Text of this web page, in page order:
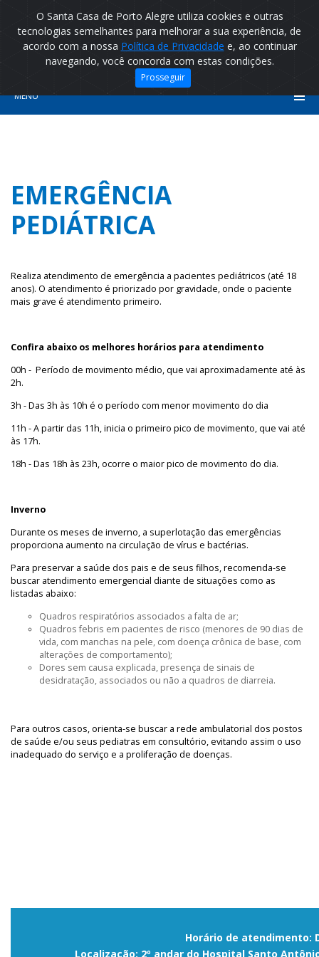
O Santa Casa de Porto Alegre utiliza cookies e outras
tecnologias semelhantes para melhorar a sua experiência, de
acordo com a nossa Política de Privacidade e, ao continuar
navegando, você concorda com estas condições.
Prosseguir
MENU
EMERGÊNCIA
PEDIÁTRICA
Realiza atendimento de emergência a pacientes pediátricos (até 18
anos). O atendimento é priorizado por gravidade, onde o paciente
mais grave é atendimento primeiro.
Confira abaixo os melhores horários para atendimento
00h - Período de movimento médio, que vai aproximadamente até às
2h.
3h - Das 3h às 10h é o período com menor movimento do dia
11h - A partir das 11h, inicia o primeiro pico de movimento, que vai até
às 17h.
18h - Das 18h às 23h, ocorre o maior pico de movimento do dia.
Inverno
Durante os meses de inverno, a superlotação das emergências
proporciona aumento na circulação de vírus e bactérias.
Para preservar a saúde dos pais e de seus filhos, recomenda-se
buscar atendimento emergencial diante de situações como as
listadas abaixo:
Quadros respiratórios associados a falta de ar;
Quadros febris em pacientes de risco (menores de 90 dias de
vida, com manchas na pele, com doença crônica de base, com
alterações de comportamento);
Dores sem causa explicada, presença de sinais de
desidratação, associados ou não a quadros de diarreia.
Para outros casos, orienta-se buscar a rede ambulatorial dos postos
de saúde e/ou seus pediatras em consultório, evitando assim o uso
inadequado do serviço e a proliferação de doenças.
Horário de atendimento:
Localização: 2º andar do Hospital Santo